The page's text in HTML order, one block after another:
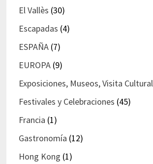
El Vallès (30)
Escapadas (4)
ESPAÑA(7)
EUROPA(9)
Exposiciones, Museos, Visita Cultural
Festivales y Celebraciones (45)
Francia (1)
Gastronomía (12)
Hong Kong (1)